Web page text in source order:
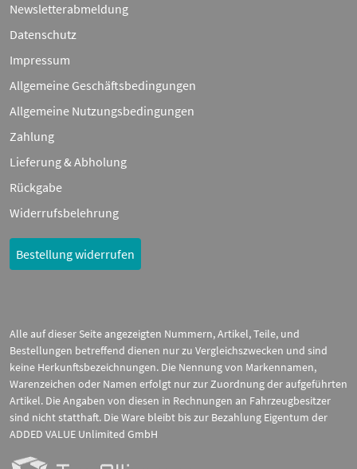
Newsletterabmeldung
Datenschutz
Impressum
Allgemeine Geschäftsbedingungen
Allgemeine Nutzungsbedingungen
Zahlung
Lieferung & Abholung
Rückgabe
Widerrufsbelehrung
Bestellung widerrufen
Alle auf dieser Seite angezeigten Nummern, Artikel, Teile, und
Bestellungen betreffend dienen nur zu Vergleichszwecken und sind
keine Herkunftsbezeichnungen. Die Nennung von Markennamen,
Warenzeichen oder Namen erfolgt nur zur Zuordnung der aufgeführten
Artikel. Die Angaben von diesen in Rechnungen an Fahrzeugbesitzer
sind nicht statthaft. Die Ware bleibt bis zur Bezahlung Eigentum der
ADDED VALUE Unlimited GmbH